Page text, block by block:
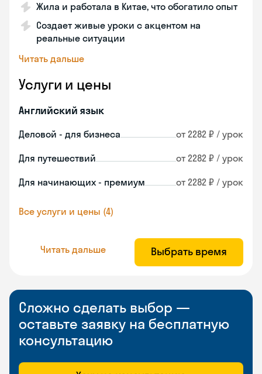
Жила и работала в Китае, что обогатило опыт
Создает живые уроки с акцентом на
реальные ситуации
Читать дальше
Услуги и цены
Английский язык
Деловой - для бизнеса от 2282 ₽ / урок
Для путешествий от 2282 ₽ / урок
Для начинающих - премиум от 2282 ₽ / урок
Все услуги и цены (4)
Читать дальше Выбрать время
Сложно сделать выбор —
оставьте заявку на бесплатную
консультацию